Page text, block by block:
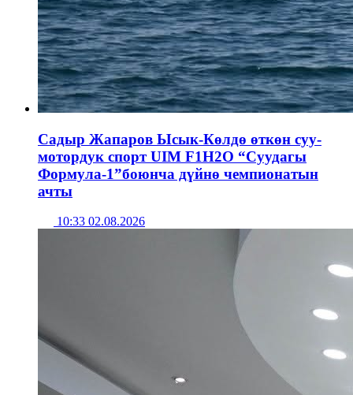
Садыр Жапаров Ысык-Көлдө өткөн суу-
мотордук спорт UIM F1H2O “Суудагы
Формула-1”боюнча дүйнө чемпионатын
ачты
10:33 02.08.2026